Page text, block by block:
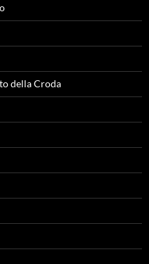
della Croda